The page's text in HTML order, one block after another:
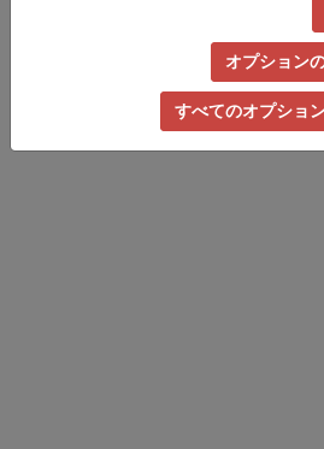
オプション
すべてのオプショ
規約と条件